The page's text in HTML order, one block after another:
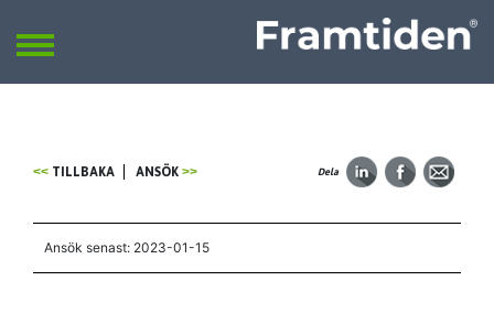
SÖK
TILLBAKA ANSÖK Dela
Ansök senast: 2023-01-15